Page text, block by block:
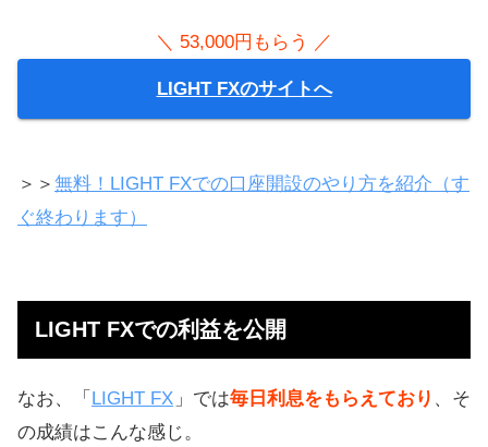
＼ 53,000円もらう ／
LIGHT FXのサイトへ
＞＞ 無料！LIGHT FXでの口座開設のやり方を紹介（す
ぐ終わります）
LIGHT FXでの利益を公開
なお、「 LIGHT FX 」では毎日利息をもらえており 、そ
の成績はこんな感じ。